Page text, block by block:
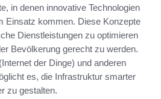
in denen innovative Technologien
Einsatz kommen. Diese Konzepte
Dienstleistungen zu optimieren
Bevölkerung gerecht zu werden.
der Dinge) und anderen
es, die Infrastruktur smarter
zu gestalten.